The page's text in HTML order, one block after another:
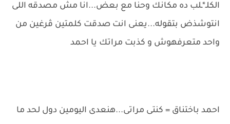
الكلـ*ـلب ده مكانك وحنا مع بعض...انا مش مصدقه اللى
انتوشذض بتقوله...يعنى انت صدقت كلمتين ڤرغين من
واحد متعرفهوش و كذبت مراتك يا احمد
احمد باختناق = كنتى مراتى...هنعدى اليومين دول لحد ما